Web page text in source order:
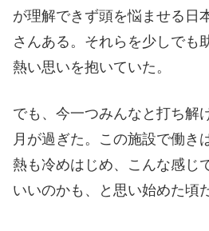
が理解できず頭を悩ませる日
さんある。それらを少しでも
熱い思いを抱いていた。
でも、今一つみんなと打ち解
月が過ぎた。この施設で働き
熱も冷めはじめ、こんな感じ
いいのかも、と思い始めた頃